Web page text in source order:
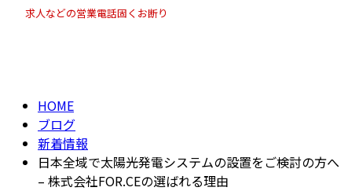
求人などの営業電話固くお断り
HOME
ブログ
新着情報
日本全域で太陽光発電システムの設置をご検討の方へ
– 株式会社FOR.CEの選ばれる理由